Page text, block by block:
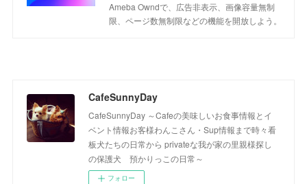
Ameba Owndで、広告非表示、画像容量無制
限、ページ数無制限などの機能を開放しよう。
CafeSunnyDay
CafeSunnyDay ～Cafeの美味しいお食事情報とイ
ベント情報お客様わんこさん・Sup情報まで時々看
板犬たちの日常から privateな我が家の里親様探し
の保護犬 預かりっこの日常～
フォロー